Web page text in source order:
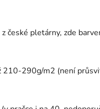
české pletárny, zde
210-290g/m2 (není